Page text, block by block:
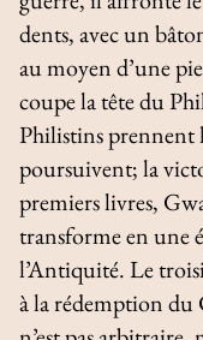
dents, avec un
au moyen d’une
coupe la tête du
Philistins prennent
poursuivent; la
premiers livres,
transforme en une
l’Antiquité. Le
à la rédemption du